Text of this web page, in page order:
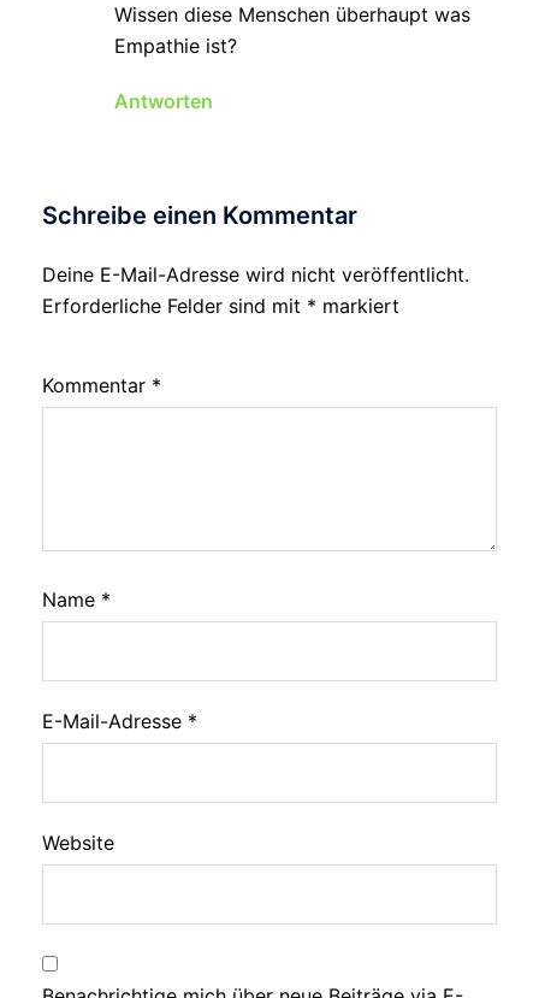
Wissen diese Menschen überhaupt was
Empathie ist?
Antworten
Schreibe einen Kommentar
Deine E-Mail-Adresse wird nicht veröffentlicht.
Erforderliche Felder sind mit * markiert
Kommentar *
Name *
E-Mail-Adresse *
Website